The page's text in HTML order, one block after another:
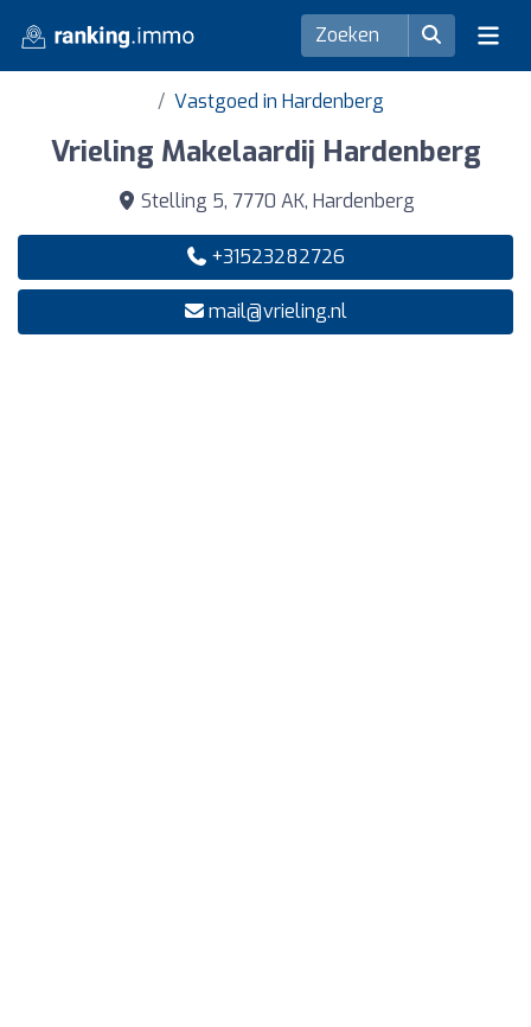
Vastgoed in Hardenberg
Vrieling Makelaardij Hardenberg
Stelling 5, 7770 AK, Hardenberg
+31523282726
mail@vrieling.nl